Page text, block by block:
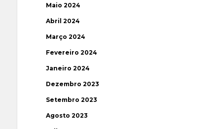
Maio 2024
Abril 2024
Março 2024
Fevereiro 2024
Janeiro 2024
Dezembro 2023
Setembro 2023
Agosto 2023